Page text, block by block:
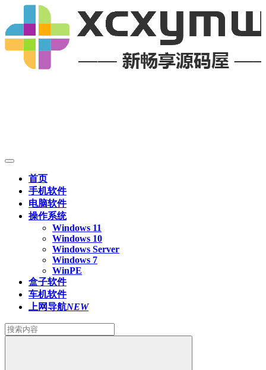
首页
手机软件
电脑软件
操作系统
Windows 11
Windows 10
Windows Server
Windows 7
WinPE
盒子软件
车机软件
上网导航NEW